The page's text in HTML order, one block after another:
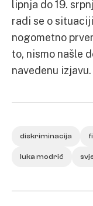
lipnja do 19.
radi se o
nogometno
to, nismo našle
navedenu izjavu.
diskriminacija
luka modrić